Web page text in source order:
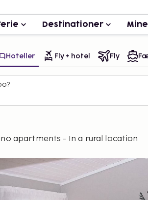
Destinationer
Hoteller Fly + hotel Fly
apartments - In a rural location